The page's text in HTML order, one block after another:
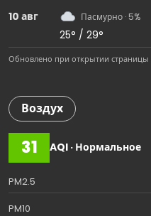
10 авг Пасмурно · 5%
25° / 29°
Обновлено при открытии страницы
Воздух
31 AQI · Нормальное
PM2.5
PM10